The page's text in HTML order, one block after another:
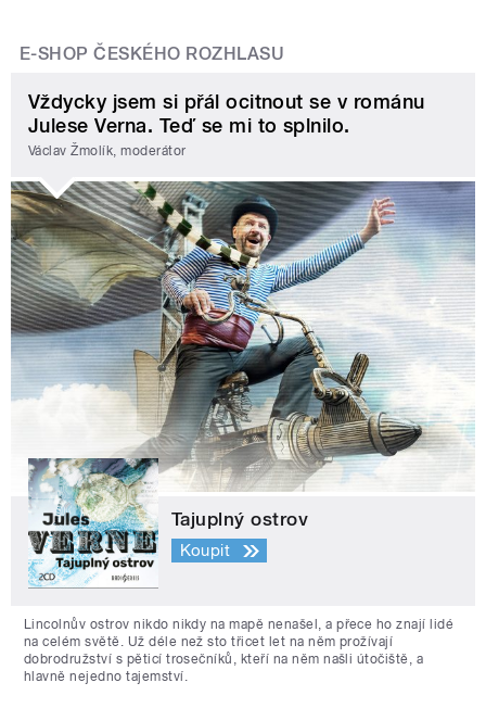
E-SHOP ČESKÉHO ROZHLASU
Vždycky jsem si přál ocitnout se v románu
Julese Verna. Teď se mi to splnilo.
Václav Žmolík, moderátor
Tajuplný ostrov
Koupit
Lincolnův ostrov nikdo nikdy na mapě nenašel, a přece ho znají lidé
na celém světě. Už déle než sto třicet let na něm prožívají
dobrodružství s pěticí trosečníků, kteří na něm našli útočiště, a
hlavně nejedno tajemství.